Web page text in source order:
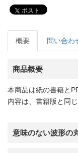
ポスト
概要 問い合わ
商品概要
本商品は紙の書籍と
内容は、書籍版と同じ
意味のない波形の